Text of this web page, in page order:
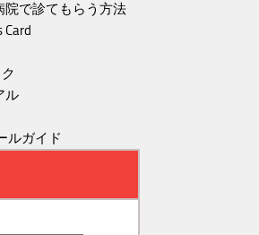
院で診てもらう方法
Card
ル
ルガイド